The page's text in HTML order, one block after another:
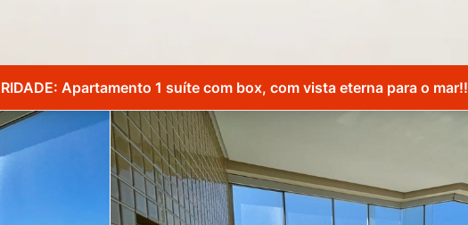
Apartamento 1 suíte com box, com vista eterna para o mar!!